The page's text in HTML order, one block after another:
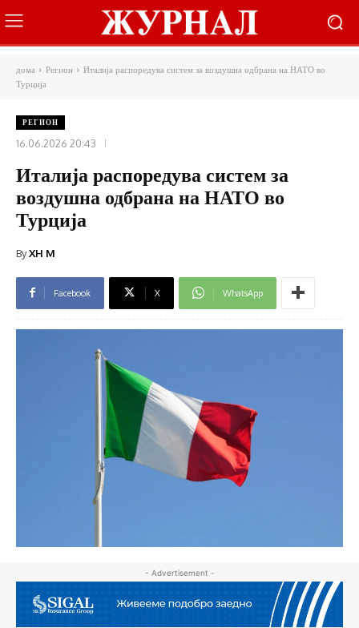
дома Регион
Италија распоредува систем за воздушна одбрана на НАТО во
Турција
РЕГИОН
16.06.2026 20:43
Италија распоредува систем за
воздушна одбрана на НАТО во
Турција
ByXH M
Facebook X WhatsApp
- Advertisement -